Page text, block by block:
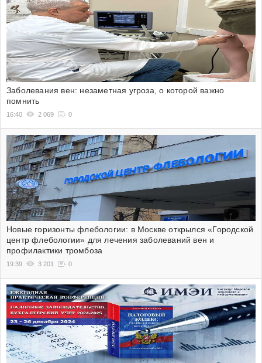
Заболевания вен: незаметная угроза, о которой важно
помнить
16:40 2 069 0
Новые горизонты флебологии: в Москве открылся «Городской
центр флебологии» для лечения заболеваний вен и
профилактики тромбоза
19:39 3 201 0